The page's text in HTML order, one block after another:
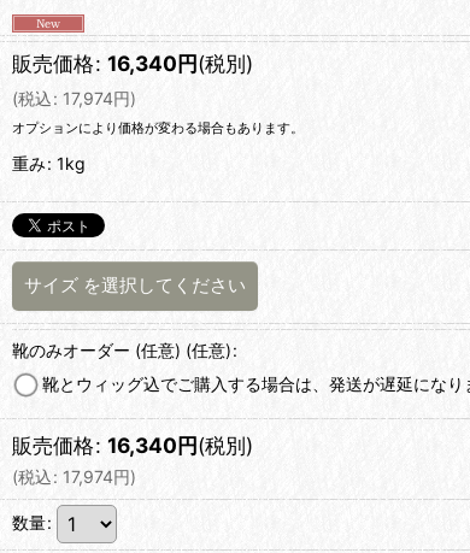
販売価格: 16,340円(税別)
(税込: 17,974円)
オプションにより価格が変わる場合もあります。
重み: 1kg
サイズ を選択してください
靴のみオーダー (任意) (任意):
靴とウィッグ込でご購入する場合は、発送が遅延になり
販売価格: 16,340円(税別)
(税込: 17,974円)
数量: